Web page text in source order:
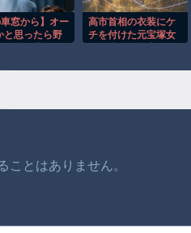
車窓から】オー
と思ったら野
高市首相の衣装にケ
チを付けた元宝塚女
てしまった結果……
ことはありません。